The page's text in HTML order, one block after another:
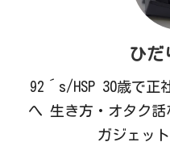
ひだ
92´s/HSP 30歳で正
へ 生き方・オタク話
ガジェッ